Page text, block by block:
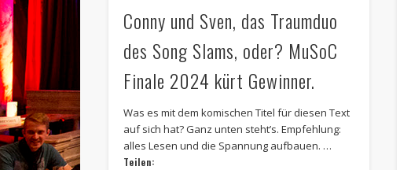
Conny und Sven, das Traumduo
des Song Slams, oder? MuSoC
Finale 2024 kürt Gewinner.
Was es mit dem komischen Titel für diesen Text
auf sich hat? Ganz unten steht’s. Empfehlung:
alles Lesen und die Spannung aufbauen. …
Teilen: